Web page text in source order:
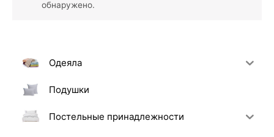
Одеяла
Подушки
Постельные принадлежности
обнаружено.